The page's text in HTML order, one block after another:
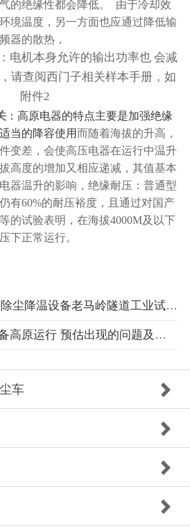
的绝缘性都会降低。 由于冷却效
境温度，另一方面也应通过降低输
器的散热，
电机本身允许的输出功率也 会减
请查阅西门子相关样本手册，如
附件2
：高原电器的特点主要是加强绝缘
当的降容使用而随着海拔的升高，
变差，会使高压电器在运行中温升
高度的增加又相应递减，其值基本
器温升的影响，绝缘耐压：普通型
有60%的耐压裕度，且通过对国产
的试验表明，在海拔4000M及以下
下正常运行。
上一篇：ZS系列隧道除尘降温设备老马岭隧道工业试验案例
下一篇：隧道除尘设备高原运行 预估出现的问题及应对办法（二）
车